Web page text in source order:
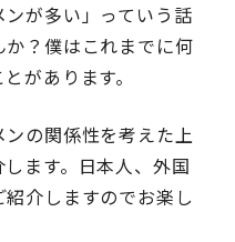
が多い」っていう話
？僕はこれまでに何
があります。
の関係性を考えた上
ます。日本人、外国
介しますのでお楽し